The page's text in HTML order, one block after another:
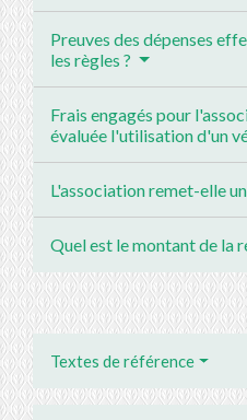
Preuves des dépenses
les règles ?
Frais engagés pour
évaluée l'utilisation d'un
L'association remet-elle
Quel est le montant de la
Textes de référence